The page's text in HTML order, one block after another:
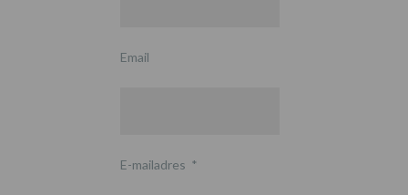
Email
E-mailadres *